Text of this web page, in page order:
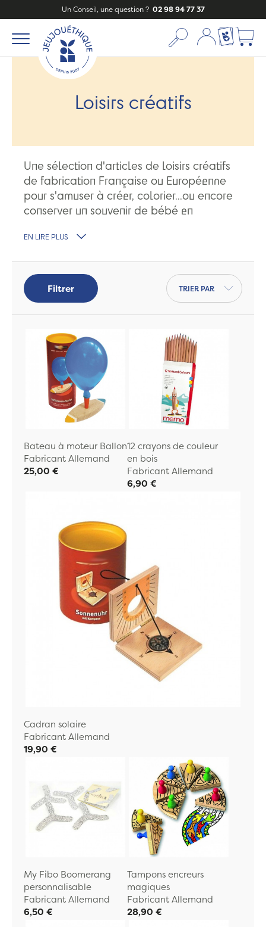
Un Conseil, une question ? 02 98 94 77 37
Mon compte
Ma liste
Loisirs créatifs
Une sélection d'articles de loisirs créatifs
de fabrication Française ou Européenne
pour s'amuser à créer, colorier...ou encore
conserver un souvenir de bébé en
sa main.
EN LIRE PLUS
Filtrer
Trier par
Bateau à moteur Ballon
Fabricant Allemand
25,00 €
12 crayons de couleur
en bois
Fabricant Allemand
6,90 €
Cadran solaire
Fabricant Allemand
19,90 €
My Fibo Boomerang
personnalisable
Fabricant Allemand
6,50 €
Tampons encreurs
magiques
Fabricant Allemand
28,90 €